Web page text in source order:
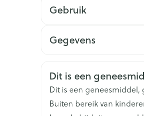
Gebruik
Dosis die overeenkomt
gelijktijdig met de
bij patiënten die zeer
Uromitexan° worden
bij risicopatiënten, vooral
Gegevens
Organisaties
Dit is een
Dit is een
Buiten bereik van